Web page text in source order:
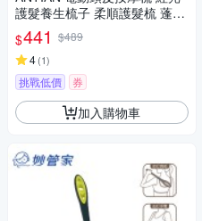
護髮養生梳子 柔順護髮梳 蓬鬆
按摩頭皮護理梳
$441 $489
4(1)
挑戰低價 券
加入購物車